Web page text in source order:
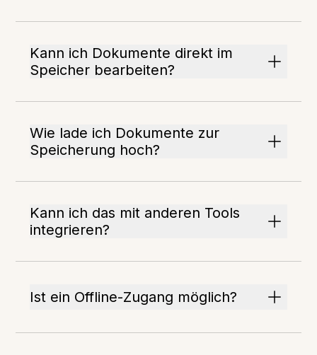
Kann ich Dokumente direkt im
Speicher bearbeiten?
Wie lade ich Dokumente zur
Speicherung hoch?
Kann ich das mit anderen Tools
integrieren?
Ist ein Offline-Zugang möglich?